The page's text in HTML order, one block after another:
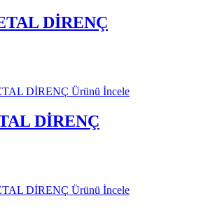
DİRENÇ
Ürünü İncele
DİRENÇ
Ürünü İncele